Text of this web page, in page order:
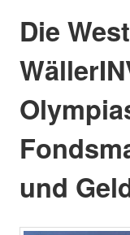
Die
und